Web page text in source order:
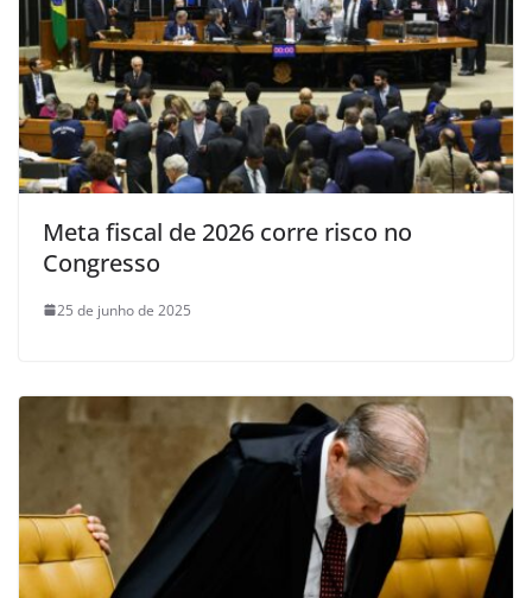
Meta fiscal de 2026 corre risco no
Congresso
25 de junho de 2025